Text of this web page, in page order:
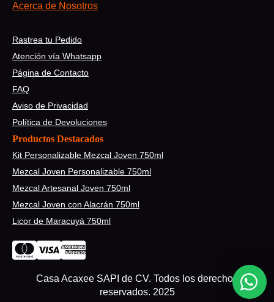
Acerca de Nosotros
Rastrea tu Pedido
Atención vía Whatsapp
Página de Contacto
FAQ
Aviso de Privacidad
Política de Devoluciones
Productos Destacados
Kit Personalizable Mezcal Joven 750ml
Mezcal Joven Personalizable 750ml
Mezcal Artesanal Joven 750ml
Mezcal Joven con Alacrán 750ml
Licor de Maracuyá 750ml
Casa Acaxee SAPI de CV. Todos los derechos
reservados. 2025